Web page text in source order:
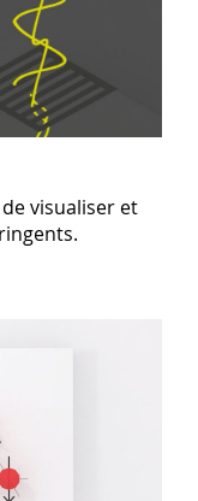
visualiser et